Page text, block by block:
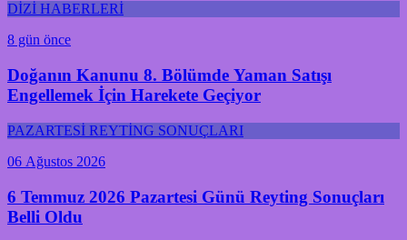
DİZİ HABERLERİ
8 gün önce
Doğanın Kanunu 8. Bölümde Yaman Satışı
Engellemek İçin Harekete Geçiyor
PAZARTESİ REYTİNG SONUÇLARI
06 Ağustos 2026
6 Temmuz 2026 Pazartesi Günü Reyting Sonuçları
Belli Oldu